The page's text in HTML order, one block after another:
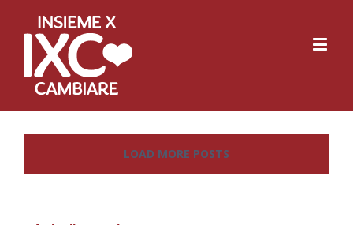
LOAD MORE POSTS